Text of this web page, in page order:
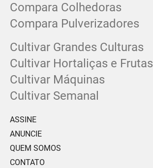
Compara Colhedoras
Compara Pulverizadores
Cultivar Grandes Culturas
Cultivar Hortaliças e Frutas
Cultivar Máquinas
Cultivar Semanal
ASSINE
ANUNCIE
QUEM SOMOS
CONTATO